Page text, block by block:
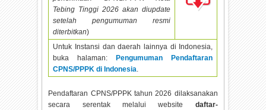
Tebing Tinggi2026 akan diupdate
setelah pengumuman resmi
diterbitkan)
Untuk Instansi dan daerah lainnya di Indonesia,
buka halaman:
Pengumuman Pendaftaran
CPNS/PPPK di Indonesia.
Pendaftaran CPNS/PPPK tahun2026 dilaksanakan
secara serentak melalui website daftar-